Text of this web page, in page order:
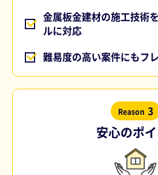
金属板金建材の施工技術
ルに対応
難易度の高い案件にもフ
Reason 3
安心のポ